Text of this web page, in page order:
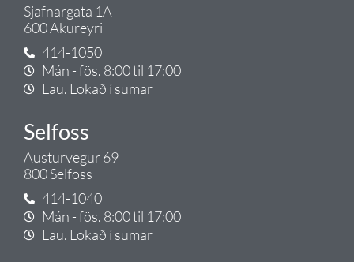
Sjafnargata 1A
600 Akureyri
414-1050
Mán - fös. 8:00 til 17:00
Lau. Lokað í sumar
Selfoss
Austurvegur 69
800 Selfoss
414-1040
Mán - fös. 8:00 til 17:00
Lau. Lokað í sumar